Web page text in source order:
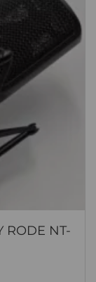
RODE NT-